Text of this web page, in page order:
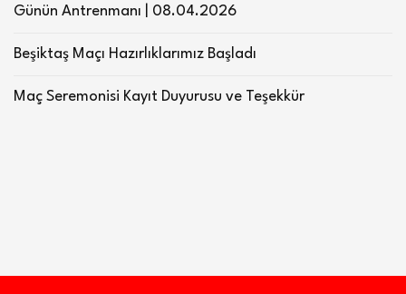
Günün Antrenmanı | 08.04.2026
Beşiktaş Maçı Hazırlıklarımız Başladı
Maç Seremonisi Kayıt Duyurusu ve Teşekkür